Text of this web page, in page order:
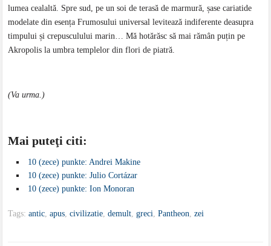
lumea cealaltă. Spre sud, pe un soi de terasă de marmură, șase cariatide
modelate din esența Frumosului universal levitează indiferente deasupra
timpului și crepusculului marin… Mă hotărăsc să mai rămân puțin pe
Akropolis la umbra templelor din flori de piatră.
(Va urma.)
Mai puteţi citi:
10 (zece) punkte: Andrei Makine
10 (zece) punkte: Julio Cortázar
10 (zece) punkte: Ion Monoran
Tags:antic,apus,civilizatie,demult,greci,Pantheon,zei